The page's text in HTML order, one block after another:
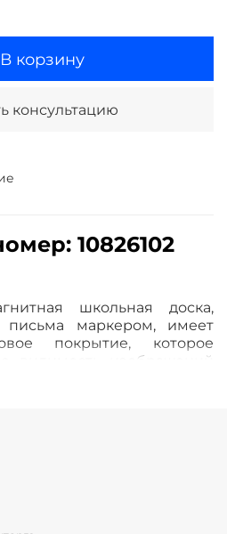
В корзину
консультацию
10826102
школьная доска,
письма маркером, имеет
покрытие, которое
видимость изображений
листа,
чему имеет высокую
прочность. Имеется лоток
даёт возможность